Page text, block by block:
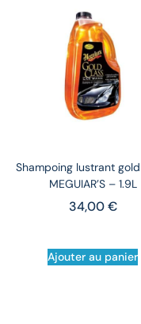
Shampoing lustrant
MEGUIAR’S – 1.9L
34,00€
Ajouter au panier